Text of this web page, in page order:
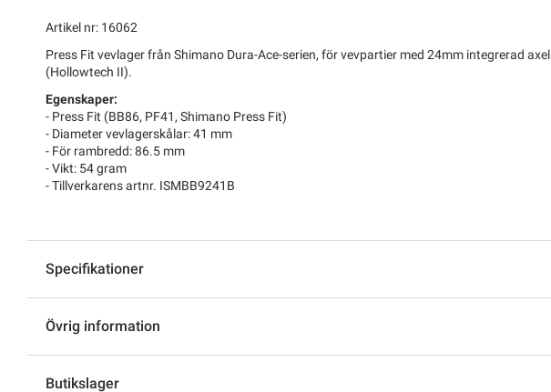
Artikel nr: 16062
Press Fit vevlager från Shimano Dura-Ace-serien, för vevpartier med 24mm integrerad axel
(Hollowtech II).
Egenskaper:
- Press Fit (BB86, PF41, Shimano Press Fit)
- Diameter vevlagerskålar: 41 mm
- För rambredd: 86.5 mm
- Vikt: 54 gram
- Tillverkarens artnr. ISMBB9241B
Specifikationer
Övrig information
Butikslager